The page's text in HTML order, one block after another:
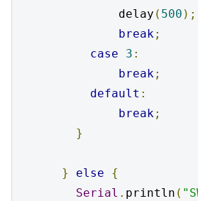
              delay
( 500 );
break;
case
3 :
break;
default :
break;
}
} else {
Serial . println (